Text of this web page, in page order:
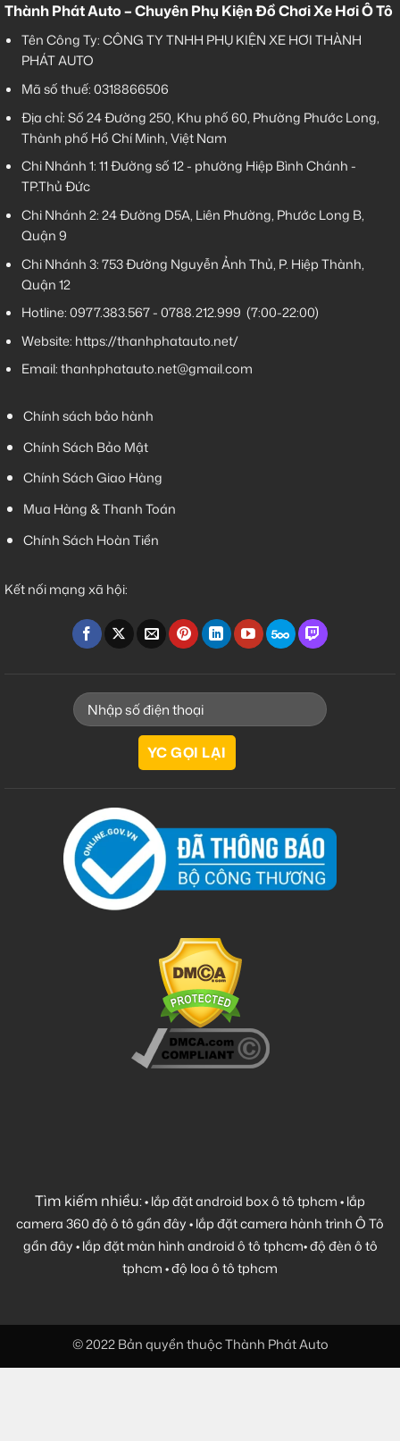
Thành Phát Auto – Chuyên Phụ Kiện Đồ Chơi Xe Hơi Ô Tô
Tên Công Ty: CÔNG TY TNHH PHỤ KIỆN XE HƠI THÀNH
PHÁT AUTO
Mã số thuế: 0318866506
Địa chỉ: Số 24 Đường 250, Khu phố 60, Phường Phước Long,
Thành phố Hồ Chí Minh, Việt Nam
Chi Nhánh 1:11 Đường số 12 - phường Hiệp Bình Chánh -
TP.Thủ Đức
Chi Nhánh 2:24 Đường D5A, Liên Phường, Phước Long B,
Quận 9
Chi Nhánh 3:753 Đường Nguyễn Ảnh Thủ, P. Hiệp Thành,
Quận 12
Hotline:0977.383.567-0788.212.999 (7:00-22:00)
Website: https://thanhphatauto.net/
Email:thanhphatauto.net@gmail.com
Chính sách bảo hành
Chính Sách Bảo Mật
Chính Sách Giao Hàng
Mua Hàng & Thanh Toán
Chính Sách Hoàn Tiền
Kết nối mạng xã hội:
Tìm kiếm nhiều:•lắp đặt android box ô tô tphcm•lắp
camera 360 độ ô tô gần đây•lắp đặt camera hành trình Ô Tô
gần đây•lắp đặt màn hình android ô tô tphcm•độ đèn ô tô
tphcm•độ loa ô tô tphcm
© 2022 Bản quyền thuộc Thành Phát Auto